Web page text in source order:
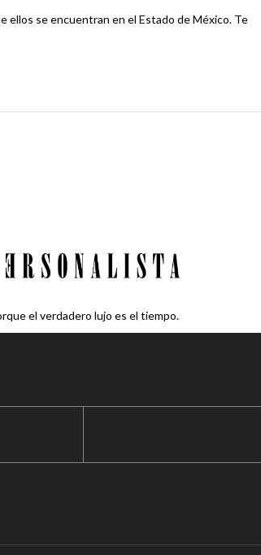
se encuentran en el Estado de México. Te
el verdadero lujo es el tiempo.